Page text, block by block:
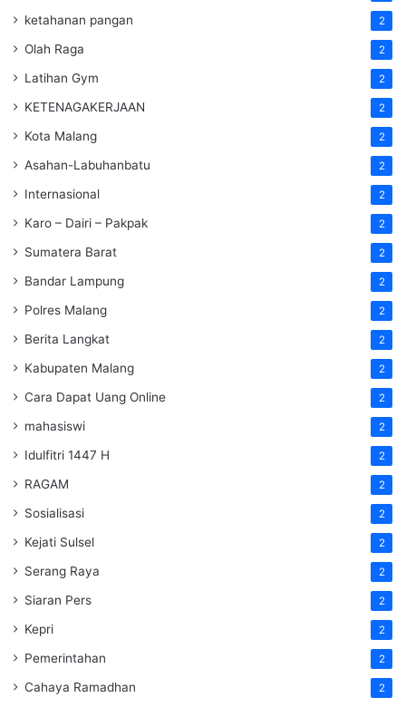
ketahanan pangan 2
Olah Raga 2
Latihan Gym 2
KETENAGAKERJAAN 2
Kota Malang 2
Asahan-Labuhanbatu 2
Internasional 2
Karo – Dairi – Pakpak 2
Sumatera Barat 2
Bandar Lampung 2
Polres Malang 2
Berita Langkat 2
Kabupaten Malang 2
Cara Dapat Uang Online 2
mahasiswi 2
Idulfitri 1447 H 2
RAGAM 2
Sosialisasi 2
Kejati Sulsel 2
Serang Raya 2
Siaran Pers 2
Kepri 2
Pemerintahan 2
Cahaya Ramadhan 2